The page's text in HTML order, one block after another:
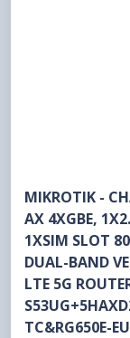
MIKROTIK -
AX 4XGBE,
1XSIM SLOT
DUAL-BAND
LTE 5G
TC&RG650E-EU